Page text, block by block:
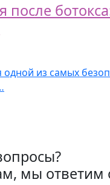
одной из самых
мы ответим